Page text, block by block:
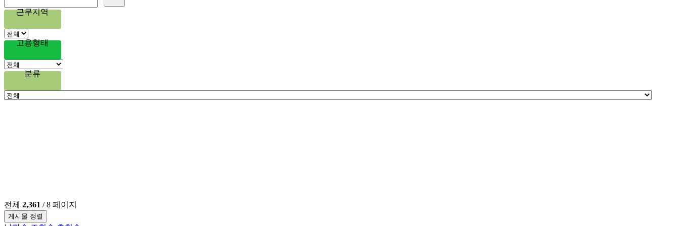
근무지역
고용형태
분류
전체 2,361 / 8 페이지
게시물 정렬